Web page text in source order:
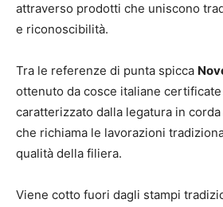
attraverso prodotti che uniscono
e riconoscibilità.
Tra le referenze di punta spicca
ottenuto da cosce italiane certificate
caratterizzato dalla legatura in
che richiama le lavorazioni
qualità della filiera.
Viene cotto fuori dagli stampi